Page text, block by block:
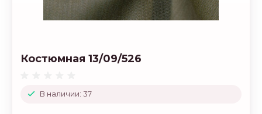
В наличии: 37
Костюмная 13/09/526